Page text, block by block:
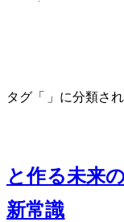
タグ「Android」に分
AIと作る未来のアプリ
新常識